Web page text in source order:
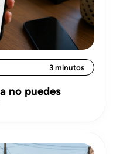
3 minutos
no puedes